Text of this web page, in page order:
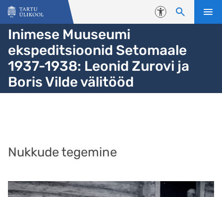
Liigu edasi põhisisu juurde
Juurdepääsetavus
Inimese Muuseumi
ekspeditsioonid Setomaale
1937-1938: Leonid Zurovi ja
Boris Vilde välitööd
Nukkude tegemine